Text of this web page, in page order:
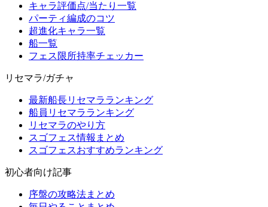
キャラ評価点/当たり一覧
パーティ編成のコツ
超進化キャラ一覧
船一覧
フェス限所持率チェッカー
リセマラ/ガチャ
最新船長リセマラランキング
船員リセマラランキング
リセマラのやり方
スゴフェス情報まとめ
スゴフェスおすすめランキング
初心者向け記事
序盤の攻略法まとめ